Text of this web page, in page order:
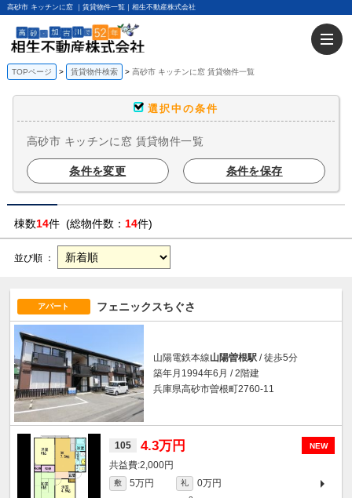
高砂市 キッチンに窓 ｜賃貸物件一覧｜相生不動産株式会社
TOPページ 賃貸物件検索 高砂市 キッチンに窓 賃貸物件一覧
選択中の条件
高砂市 キッチンに窓 賃貸物件一覧
条件を変更 条件を保存
棟数14件 (総物件数： 14件)
並び順 ：
アパート フェニックスちぐさ
山陽電鉄本線山陽曽根駅 / 徒歩5分
築年月1994年6月 / 2階建
兵庫県高砂市曽根町2760-11
NEW
105 4.3万円
2,000円
敷 5万円 礼
0万円